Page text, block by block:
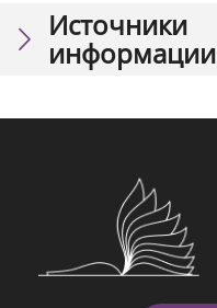
Источники
информации